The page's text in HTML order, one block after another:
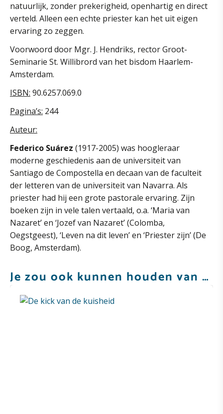
natuurlijk, zonder prekerigheid, openhartig en direct
verteld. Alleen een echte priester kan het uit eigen
ervaring zo zeggen.
Voorwoord door Mgr. J. Hendriks, rector Groot-
Seminarie St. Willibrord van het bisdom Haarlem-
Amsterdam.
ISBN: 90.6257.069.0
Pagina’s: 244
Auteur:
Federico Suárez (1917-2005) was hoogleraar
moderne geschiedenis aan de universiteit van
Santiago de Compostella en decaan van de faculteit
der letteren van de universiteit van Navarra. Als
priester had hij een grote pastorale ervaring. Zijn
boeken zijn in vele talen vertaald, o.a. ‘Maria van
Nazaret’ en ‘Jozef van Nazaret’ (Colomba,
Oegstgeest), ‘Leven na dit leven’ en ‘Priester zijn’ (De
Boog, Amsterdam).
Je zou ook kunnen houden van …